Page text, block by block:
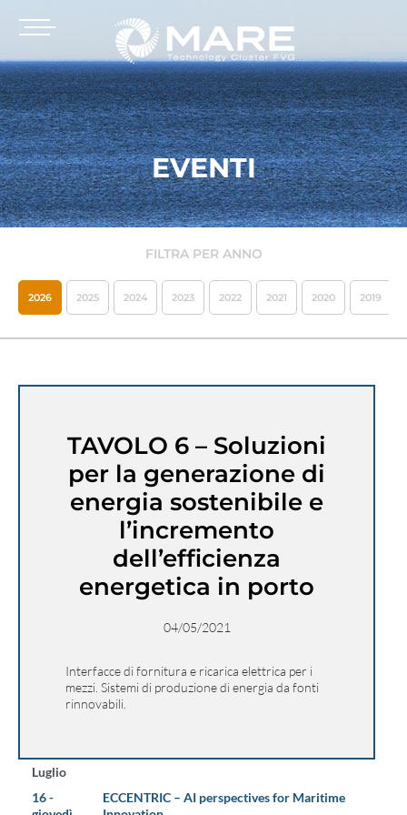
EVENTI
FILTRA PER ANNO
2026 2025 2024 2023 2022 2021 2020 2019
TAVOLO 6 – Soluzioni
per la generazione di
energia sostenibile e
l’incremento
dell’efficienza
energetica in porto
04/05/2021
Interfacce di fornitura e ricarica elettrica per i
mezzi. Sistemi di produzione di energia da fonti
rinnovabili.
Luglio
16 -
ECCENTRIC – AI perspectives for Maritime